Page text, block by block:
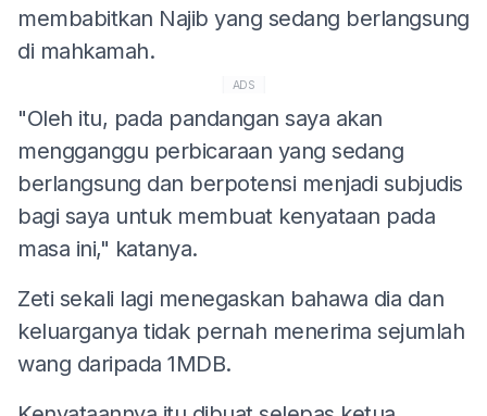
membabitkan Najib yang sedang berlangsung
di mahkamah.
ADS
"Oleh itu, pada pandangan saya akan
mengganggu perbicaraan yang sedang
berlangsung dan berpotensi menjadi subjudis
bagi saya untuk membuat kenyataan pada
masa ini," katanya.
Zeti sekali lagi menegaskan bahawa dia dan
keluarganya tidak pernah menerima sejumlah
wang daripada 1MDB.